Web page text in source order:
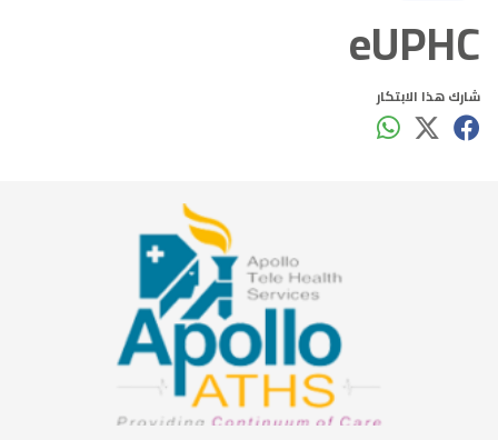
eUPHC
شارك هذا الابتكار